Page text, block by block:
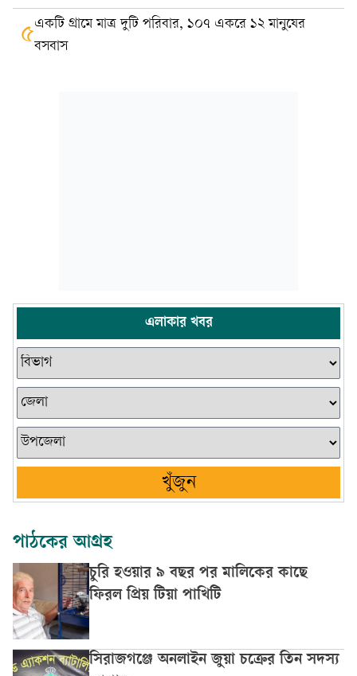
৫একটি গ্রামে মাত্র দুটি পরিবার, ১০৭ একরে ১২ মানুষের
বসবাস
এলাকার খবর
খুঁজুন
পাঠকের আগ্রহ
চুরি হওয়ার ৯ বছর পর মালিকের কাছে
ফিরল প্রিয় টিয়া পাখিটি
সিরাজগঞ্জে অনলাইন জুয়া চক্রের তিন সদস্য